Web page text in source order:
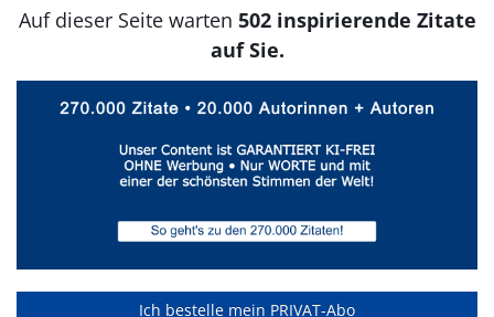
Auf dieser Seite warten 502 inspirierende Zitate
auf Sie.
Ich bestelle mein PRIVAT-Abo